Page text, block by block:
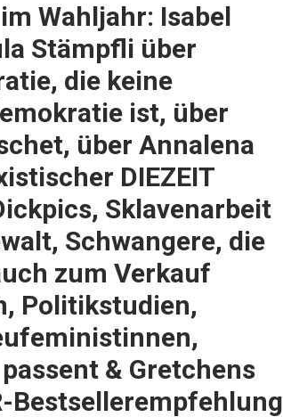
Wahljahr: Isabel
Stämpfli über
die keine
ist, über
über Annalena
DIEZEIT
Sklavenarbeit
Schwangere, die
zum Verkauf
Politikstudien,
& Gretchens
Bestsellerempfehlung